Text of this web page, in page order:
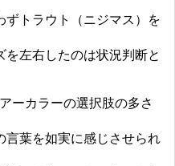
ずトラウト（ニジマス）を
を左右したのは状況判断と
ーカラーの選択肢の多さ
言葉を如実に感じさせられ